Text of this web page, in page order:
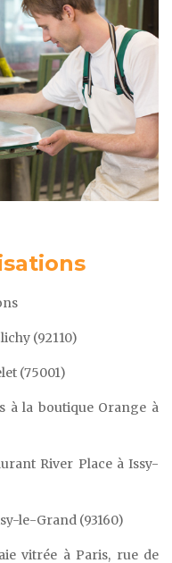
(92110)
(75001)
à la boutique Orange à
River Place à Issy-
le-Grand (93160)
vitrée à Paris, rue de